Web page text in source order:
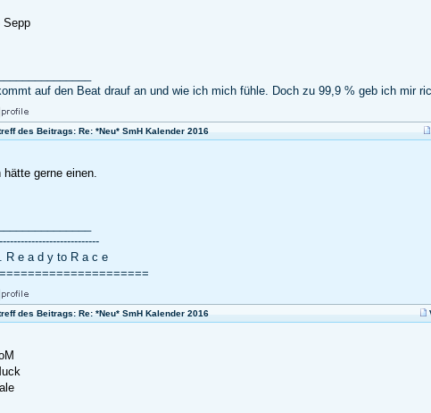
Sepp
auf den Beat drauf an und wie ich mich fühle. Doch zu 99,9 % geb ich mir
des Beitrags: Re: *Neu* SmH Kalender 2016
hätte gerne einen.
R e a d y to R a c e
des Beitrags: Re: *Neu* SmH Kalender 2016